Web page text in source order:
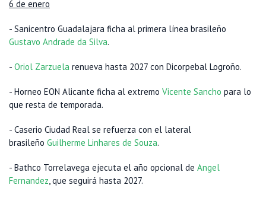
6 de enero
- Sanicentro Guadalajara ficha al primera línea brasileño
Gustavo Andrade da Silva.
- Oriol Zarzuela renueva hasta 2027 con Dicorpebal Logroño.
- Horneo EON Alicante ficha al extremo Vicente Sancho para lo
que resta de temporada.
- Caserio Ciudad Real se refuerza con el lateral
brasileño Guilherme Linhares de Souza.
- Bathco Torrelavega ejecuta el año opcional de Angel
Fernandez, que seguirá hasta 2027.